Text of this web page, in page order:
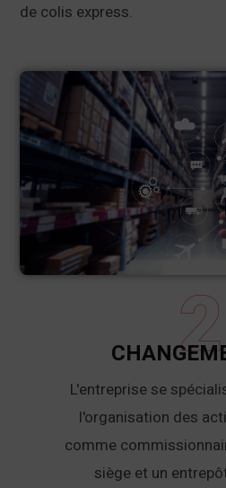
de colis express.
L'entreprise se
l'organisation des
comme
siège et un